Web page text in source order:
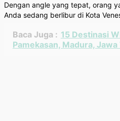
Dengan angle yang tepat, orang
Anda sedang berlibur di Kota
Baca Juga : 15 Destinasi
Pamekasan, Madura,